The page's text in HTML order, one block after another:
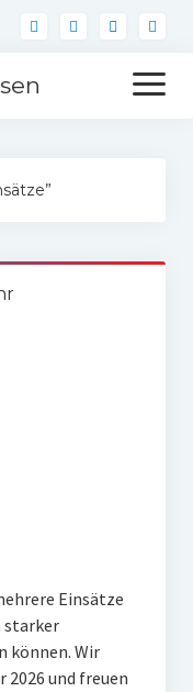
Menü
öffnen
Einsätze
starker
können. Wir
2026 und freuen